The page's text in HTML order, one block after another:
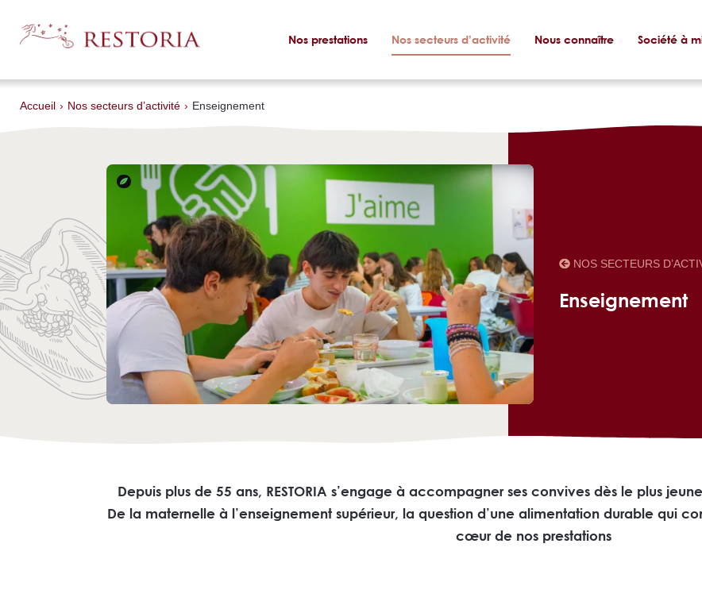
Nos prestations Nos secteurs d’activité Nous connaître Société à
Accueil › Nos secteurs d’activité › Enseignement
NOS SECTEURS
Enseignement
Depuis plus de 55 ans, RESTORIA s’engage à accompagner ses convives dès le plus
De la maternelle à l’enseignement supérieur, la question d’une alimentation durable qui
cœur de nos prestations